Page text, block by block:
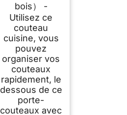
bois） -
Utilisez ce
couteau
cuisine, vous
pouvez
organiser vos
couteaux
rapidement, le
dessous de ce
porte-
couteaux avec